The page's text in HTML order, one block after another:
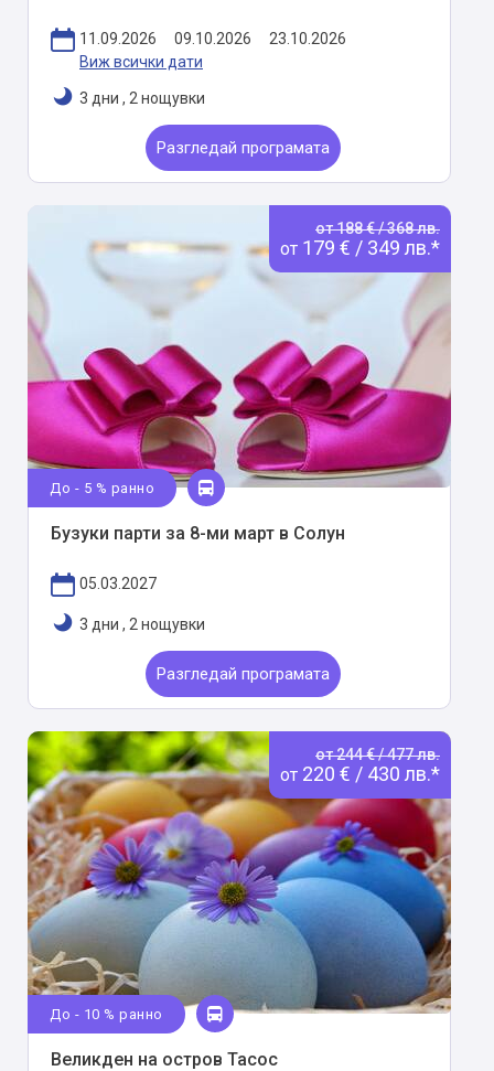
11.09.2026 09.10.2026
23.10.2026
Виж всички дати
3 дни , 2 нощувки
Разгледай програмата
от 188 € / 368 лв.
от 179 € / 349 лв.*
До - 5 % ранно
Бузуки парти за 8-ми март в Солун
05.03.2027
3 дни , 2 нощувки
Разгледай програмата
от 244 € / 477 лв.
от 220 € / 430 лв.*
До - 10 % ранно
Великден на остров Тасос